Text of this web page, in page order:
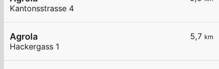
Kantonsstrasse 4
5,7 km
Agrola
Hackergass 1